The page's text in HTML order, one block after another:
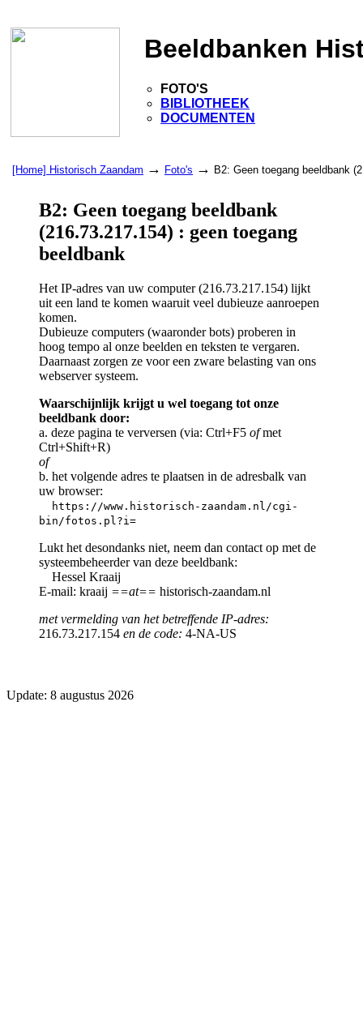
Beeldbanken
FOTO'S
BIBLIOTHEEK
DOCUMENTEN
[Home] Historisch Zaandam → Foto's → B2: Geen toegang beeldbank
B2: Geen toegang beeldbank
(216.73.217.154) : geen toegang
beeldbank
Het IP-adres van uw computer (216.73.217.154) lijkt
uit een land te komen waaruit veel dubieuze aanroepen
komen.
Dubieuze computers (waaronder bots) proberen in
hoog tempo al onze beelden en teksten te vergaren.
Daarnaast zorgen ze voor een zware belasting van ons
webserver systeem.
Waarschijnlijk krijgt u wel toegang tot onze
beeldbank door:
a. deze pagina te verversen (via: Ctrl+F5 ofmet
Ctrl+Shift+R)
of
b. het volgende adres te plaatsen in de adresbalk van
uw browser:
https://www.historisch-zaandam.nl/cgi-
bin/fotos.pl?i=
Lukt het desondanks niet, neem dan contact op met de
systeembeheerder van deze beeldbank:
Hessel Kraaij
E-mail: kraaij ==at== historisch-zaandam.nl
met vermelding van het betreffende IP-adres:
216.73.217.154 en de code: 4-NA-US
Update: 8 augustus 2026